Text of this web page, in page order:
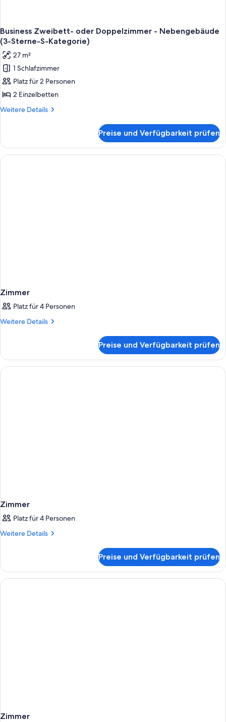
Business Zweibett- oder Doppelzimmer - Nebengebäude
(3-Sterne-S-Kategorie)
27 m²
1 Schlafzimmer
Platz für 2 Personen
2 Einzelbetten
Weitere Details
Weitere
Zweibett-
oder
Doppelzimmer
Preise und Verfügbarkeit prüfen
Zimmer
Platz für 4 Personen
Weitere Details
Weitere
Preise und Verfügbarkeit prüfen
Zimmer
Platz für 4 Personen
Weitere Details
Weitere
Preise und Verfügbarkeit prüfen
Zimmer